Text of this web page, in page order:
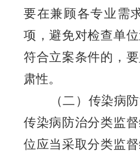
要在兼顾各专业需
项，避免对检查单
符合立案条件的，
肃性。
（二）传染病
传染病防治分类监
位应当采取分类监